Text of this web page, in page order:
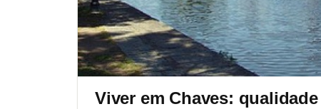
Viver em Chaves: